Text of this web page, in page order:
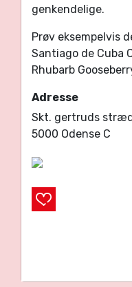
genkendelige.
Prøv eksempelvis
Santiago de Cuba
Rhubarb
Adresse
Skt. gertruds
5000 Odense C